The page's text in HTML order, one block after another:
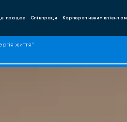
працює Співпраця Корпоративним клієнтам
життя"